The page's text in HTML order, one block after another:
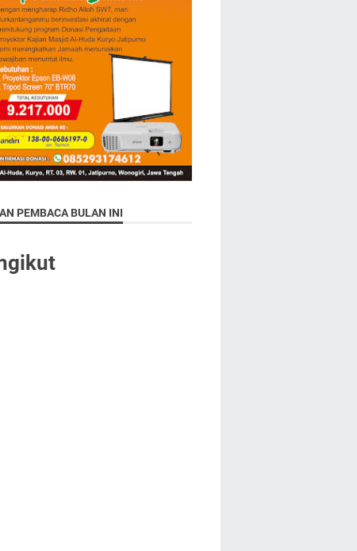
PEMBACA BULAN INI